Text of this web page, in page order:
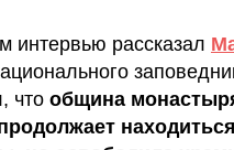
интервью рассказал
что община